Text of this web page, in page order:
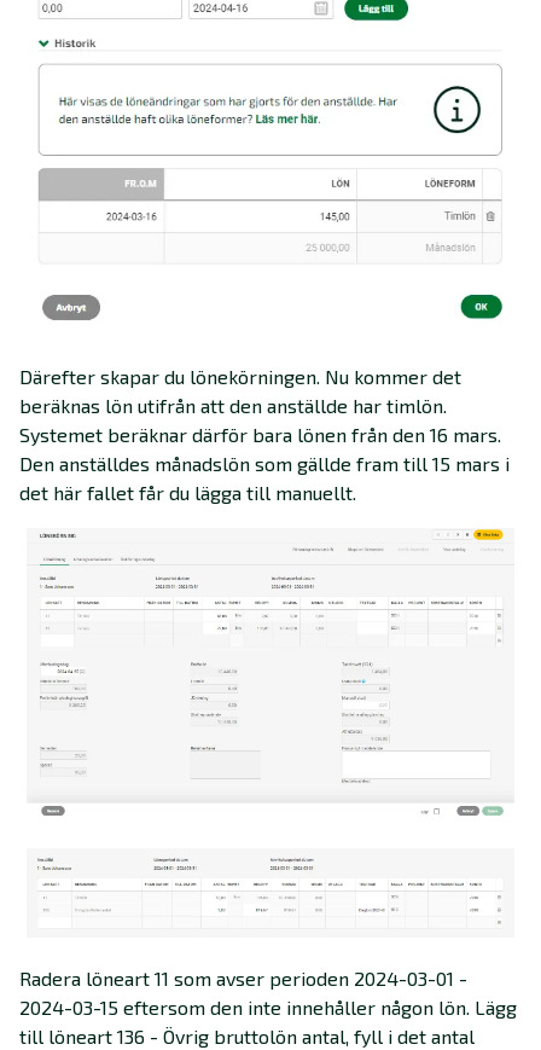
Därefter skapar du lönekörningen. Nu kommer det
beräknas lön utifrån att den anställde har timlön.
Systemet beräknar därför bara lönen från den 16 mars.
Den anställdes månadslön som gällde fram till 15 mars i
det här fallet får du lägga till manuellt.
Radera löneart 11 som avser perioden 2024-03-01 -
2024-03-15 eftersom den inte innehåller någon lön. Lägg
till löneart 136 - Övrig bruttolön antal, fyll i det antal